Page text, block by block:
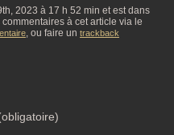
2023 à 17 h 52 min et est dans
à cet article via le
, ou faire un trackback